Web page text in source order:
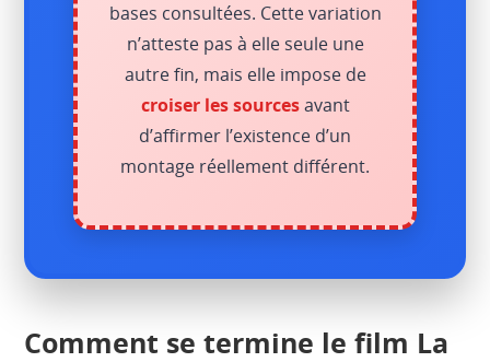
bases consultées. Cette variation
n’atteste pas à elle seule une
autre fin, mais elle impose de
croiser les sourcesavant
d’affirmer l’existence d’un
montage réellement différent.
Comment se termine le film La